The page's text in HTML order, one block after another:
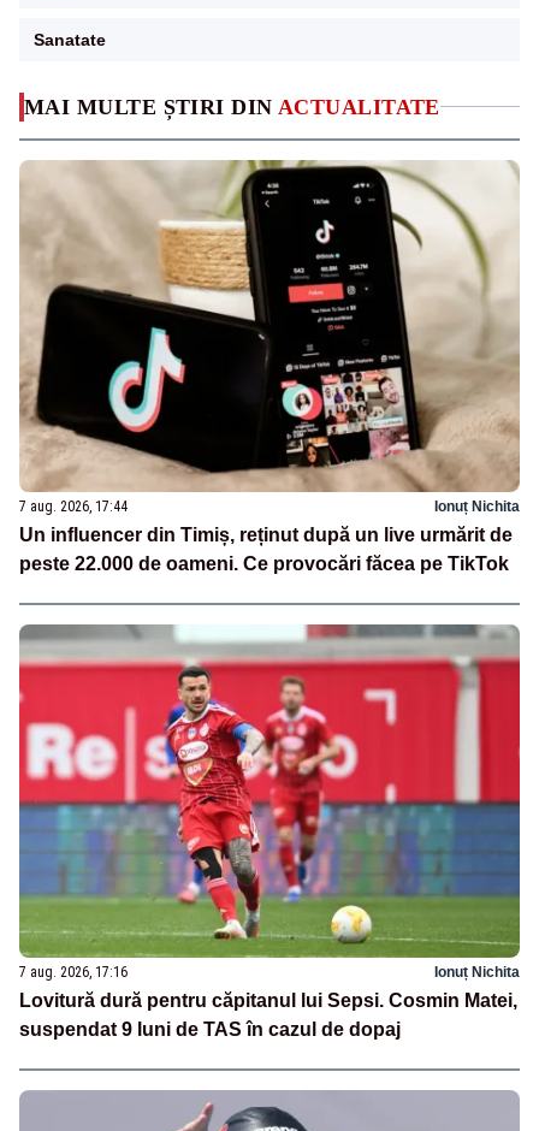
MAI MULTE ȘTIRI DIN ACTUALITATE
7 aug. 2026, 17:44 Ionuț Nichita
Un influencer din Timiș, reținut după un live urmărit de
peste 22.000 de oameni. Ce provocări făcea pe TikTok
7 aug. 2026, 17:16 Ionuț Nichita
Lovitură dură pentru căpitanul lui Sepsi. Cosmin Matei,
suspendat 9 luni de TAS în cazul de dopaj
Sanatate